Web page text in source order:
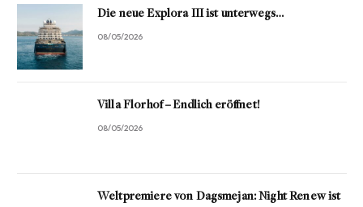
Die neue Explora III ist unterwegs…
08/05/2026
Villa Florhof – Endlich eröffnet!
08/05/2026
Weltpremiere von Dagsmejan: Night Renew ist